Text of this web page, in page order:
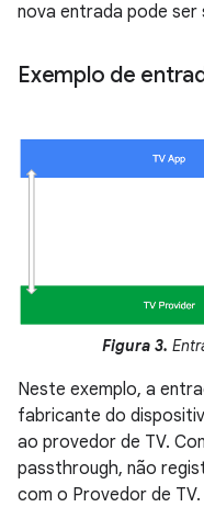
nova entrada pode ser
Exemplo de
Figura 3.
Neste exemplo, a
fabricante do
ao provedor de TV.
passthrough, não
com o Provedor de